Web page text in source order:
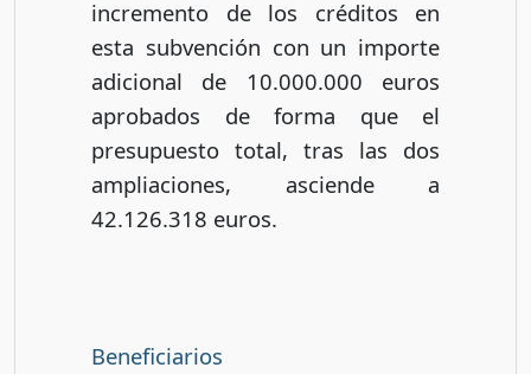
incremento de los créditos en
esta subvención con un importe
adicional de 10.000.000 euros
aprobados de forma que el
presupuesto total, tras las dos
ampliaciones, asciende a
42.126.318 euros.
Beneficiarios